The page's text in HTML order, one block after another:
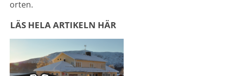
orten.
LÄS HELA ARTIKELN HÄR